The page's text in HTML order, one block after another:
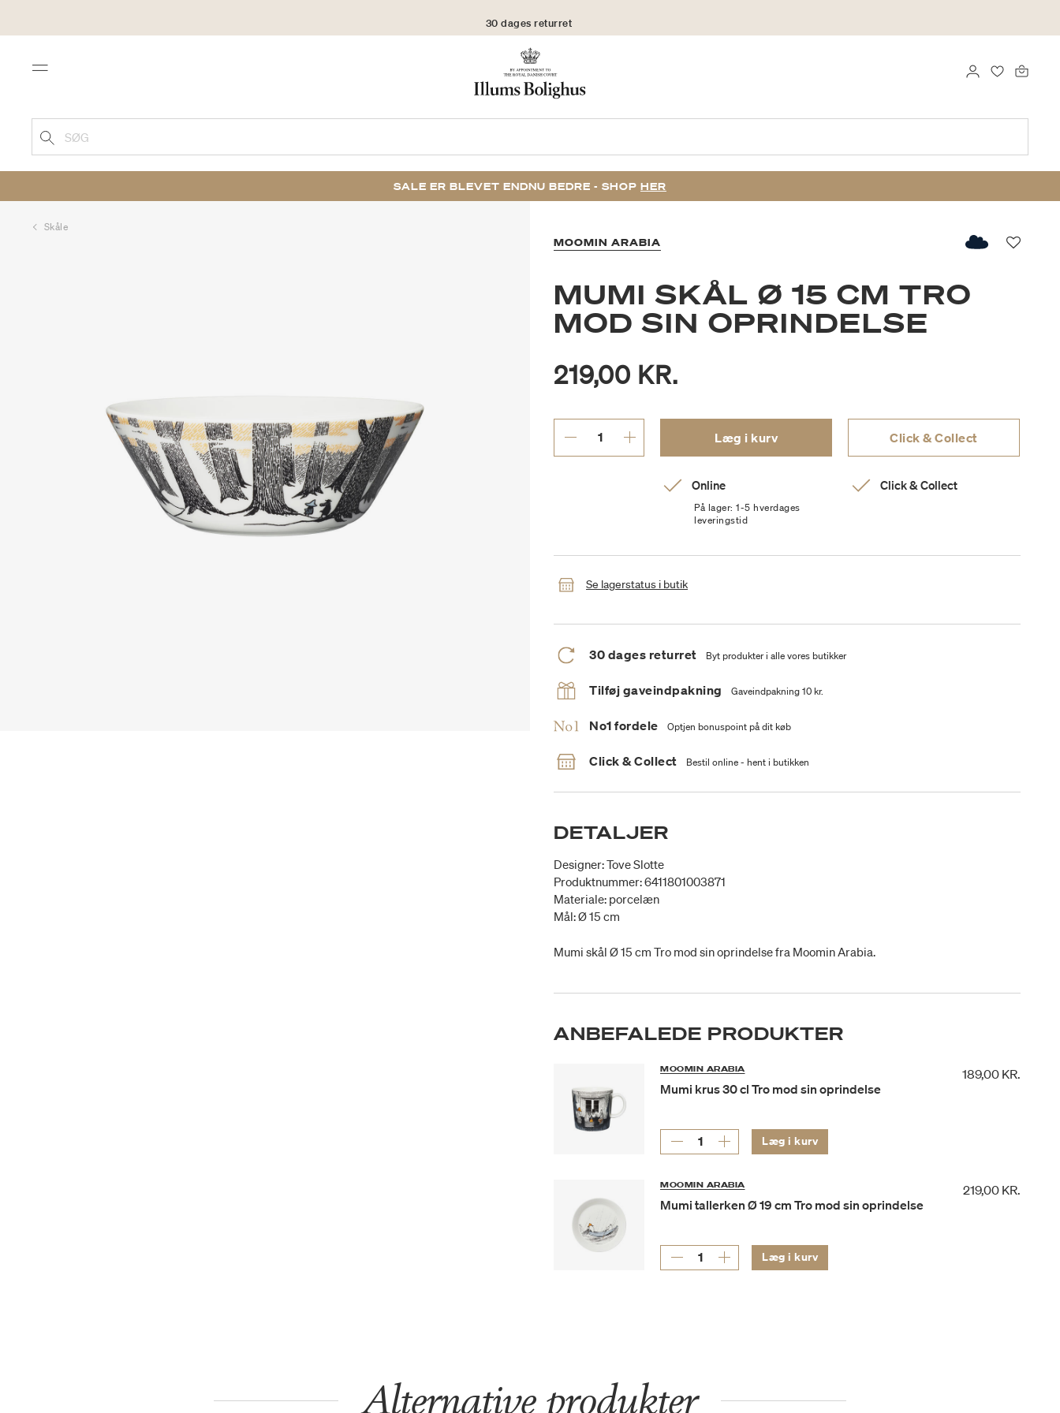
30 dages returret
Menu LOG IND
SØG
SALE ER BLEVET ENDNU BEDRE - SHOP HER
Skåle
MOOMIN ARABIA
MUMI SKÅL Ø 15 CM TRO
MOD SIN OPRINDELSE
219,00 KR.
Læg i kurv Click & Collect
Online
På lager: 1-5 hverdages
leveringstid
Click & Collect
Se lagerstatus i butik
30 dages returret Byt produkter i alle vores butikker
Tilføj gaveindpakning Gaveindpakning 10 kr.
No1 fordele Optjen bonuspoint på dit køb
Click & Collect Bestil online - hent i butikken
DETALJER
Designer: Tove Slotte
Produktnummer: 6411801003871
Materiale: porcelæn
Mål: Ø 15 cm
Mumi skål Ø 15 cm Tro mod sin oprindelse fra Moomin Arabia.
ANBEFALEDE PRODUKTER
MOOMIN ARABIA
Mumi krus 30 cl Tro mod sin oprindelse
189,00 KR.
Læg i kurv
MOOMIN ARABIA
Mumi tallerken Ø 19 cm Tro mod sin oprindelse
219,00 KR.
Læg i kurv
Alternative produkter